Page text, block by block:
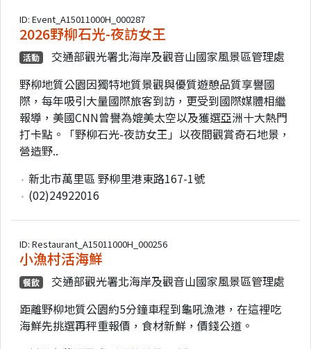
ID: Event_A15011000H_000287
2026野柳石光-夜訪女王
活動
交通部觀光署北海岸及觀音山國家風景區管理處
野柳地質公園因獨特地質景觀與優質遊憩品質享譽國
際，每年吸引大量國際旅客到訪，更受到國際媒體相繼
報導，美國CNN曾譽為媲美太空以及獲選亞洲十大熱門
打卡點。「野柳石光-夜訪女王」以夜間觀賞奇石地景，
營造野..
新北市萬里區 野柳里港東路167-1號
(02)24922016
ID: Restaurant_A15011000H_000256
小漁村活海鮮
餐飲
交通部觀光署北海岸及觀音山國家風景區管理處
距離野柳地質公園約5分鐘車程到龜吼漁港，在這裡吃
海鮮先挑選再秤重報價，食材新鮮，價錢公道。